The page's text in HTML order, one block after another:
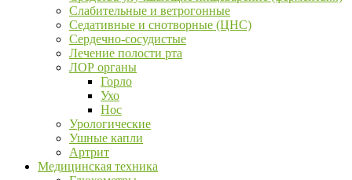
Слабительные и ветрогонные
Седативные и снотворные (ЦНС)
Сердечно-сосудистые
Лечение полости рта
ЛОР органы
Горло
Ухо
Нос
Урологические
Ушные капли
Артрит
Медицинская техника